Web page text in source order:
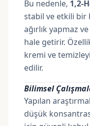
Bu nedenle, 1,2-
stabil ve etkili bir
ağırlık yapmaz
hale getirir.
kremi ve
edilir.
Bilimsel
Yapılan
düşük